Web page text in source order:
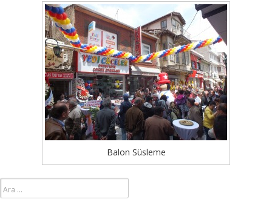
Balon Süsleme